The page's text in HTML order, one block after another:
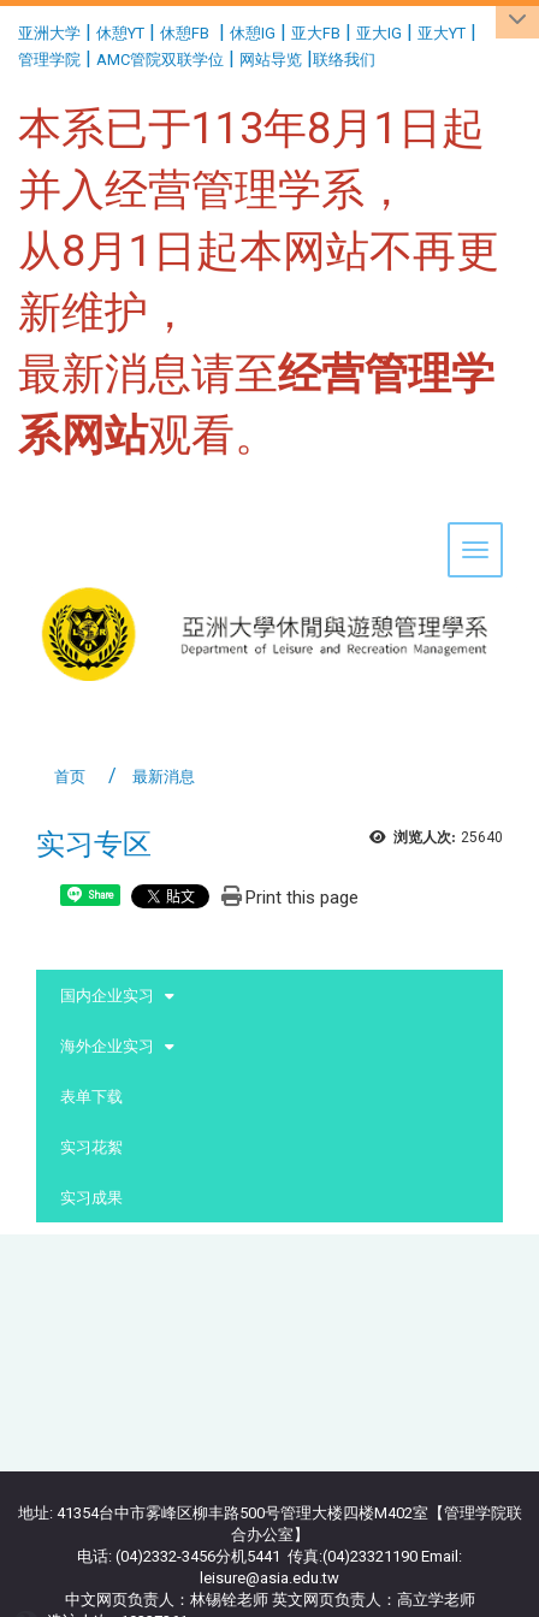
亚洲大学 | 休憩YT | 休憩FB | 休憩IG | 亚大FB | 亚大IG | 亚大YT |
管理学院 | AMC管院双联学位 | 网站导览 |联络我们
本系已于113年8月1日起
并入经营管理学系，
从8月1日起本网站不再更
新维护，
最新消息请至经营管理学
系网站观看。
Toggle
首页 最新消息
浏览人次: 25640
实习专区
Share Print this page
国内企业实习
海外企业实习
表单下载
实习花絮
实习成果
地址: 41354台中市雾峰区柳丰路500号管理大楼四楼M402室【管理学院联
合办公室】
电话: (04)2332-3456分机5441 传真:(04)23321190 Email:
leisure@asia.edu.tw
中文网页负责人：林锡铨老师 英文网页负责人：高立学老师